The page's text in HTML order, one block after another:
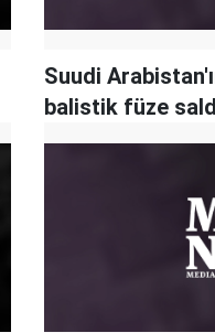
Suudi
balistik füze